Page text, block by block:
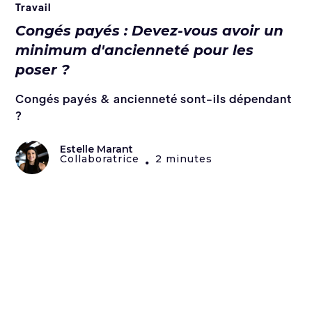
Travail
Congés payés : Devez-vous avoir un
minimum d'ancienneté pour les
poser ?
Congés payés & ancienneté sont-ils dépendant
?
Estelle Marant
Collaboratrice • 2 minutes